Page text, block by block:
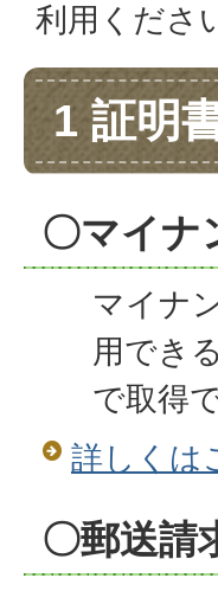
利用くださ
1 証明
〇マイナ
マイナ
用でき
で取得
詳しくは
〇郵送請